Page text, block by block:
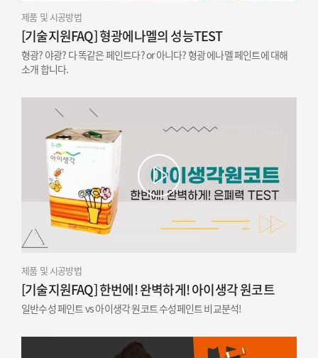
제품 및 시공방법
[기술지원FAQ] 형광에나멜의 성능TEST
형광? 야광? 다 똑같은 페인트다? or 아니다? 형광 에나멜 페인트에 대해
소개 합니다.
제품 및 시공방법
[기술지원FAQ] 한번에! 완벽하게! 아이생각 원코트
일반수성 페인트 vs 아이생각 원코트 수성페인트 비교분석!